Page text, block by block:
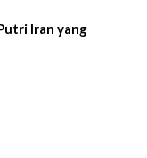
Iran yang